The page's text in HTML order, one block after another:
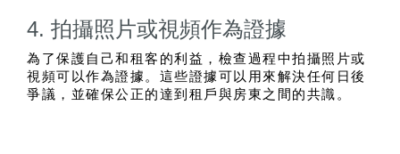
4. 拍攝照片或視頻作為證據
為了保護自己和租客的利益，檢查過程中拍攝照片或
視頻可以作為證據。這些證據可以用來解決任何日後
爭議，並確保公正的達到租戶與房東之間的共識。